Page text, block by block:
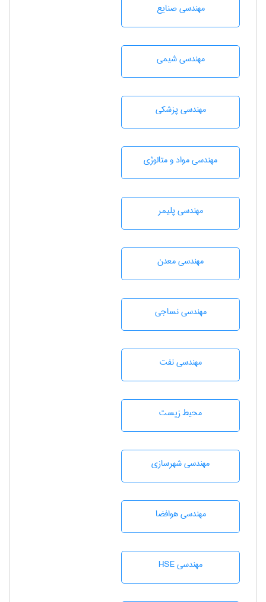
مهندسی صنايع
مهندسي شيمی
مهندسی پزشکی
مهندسی مواد و متالوژی
مهندسی پليمر
مهندسی معدن
مهندسي نساجی
مهندسی نفت
محيط زيست
مهندسی شهرسازی
مهندسی هوافضا
مهندسی HSE